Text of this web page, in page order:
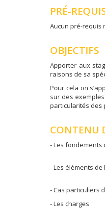
PRÉ-
Aucun pré-requis
OBJECTIFS
Apporter aux
raisons de sa
Pour cela on
sur des
particularités des
CONTENU
- Les fondements
- Les éléments
- Cas particuliers
- Les charges